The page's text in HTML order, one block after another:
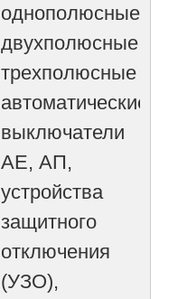
однополюсные,
двухполюсные,
трехполюсные
автоматические
выключатели
АЕ, АП,
устройства
защитного
отключения
(УЗО),